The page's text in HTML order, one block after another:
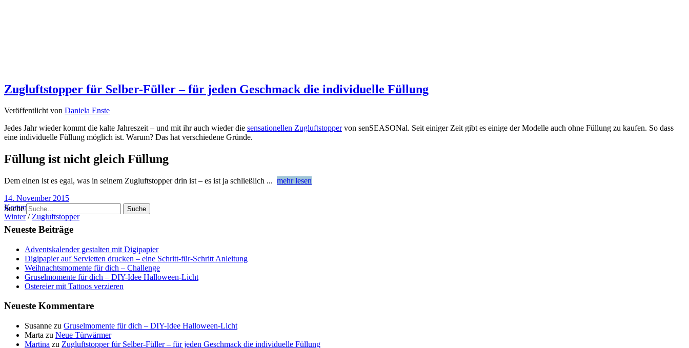
Zugluftstopper für Selber-Füller – für jeden Geschmack die individuelle Füllung
Veröffentlicht von Daniela Enste
Jedes Jahr wieder kommt die kalte Jahreszeit – und mit ihr auch wieder die sensationellen Zugluftstoppervon senSEASONal. Seit einiger Zeit gibt es einige der Modelle auch ohne Füllung zu kaufen. So dass
eine individuelle Füllung möglich ist. Warum? Das hat verschiedene Gründe.
Füllung ist nicht gleich Füllung
Dem einen ist es egal, was in seinem Zugluftstopper drin ist – es ist ja schließlich ... mehr lesen
14. November 2015
Kommentare 1
Winter/Zugluftstopper
Suche
Neueste Beiträge
Adventskalender gestalten mit Digipapier
Digipapier auf Servietten drucken – eine Schritt-für-Schritt Anleitung
Weihnachtsmomente für dich – Challenge
Gruselmomente für dich – DIY-Idee Halloween-Licht
Ostereier mit Tattoos verzieren
Neueste Kommentare
Susanne zu Gruselmomente für dich – DIY-Idee Halloween-Licht
Marta zu Neue Türwärmer
Martina zu Zugluftstopper für Selber-Füller – für jeden Geschmack die individuelle Füllung